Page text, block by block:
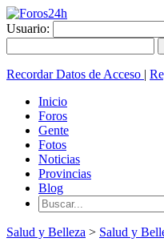
Usuario:
Recordar Datos de Acceso |
Inicio
Foros
Gente
Fotos
Noticias
Provincias
Blog
Salud y Belleza > Salud y